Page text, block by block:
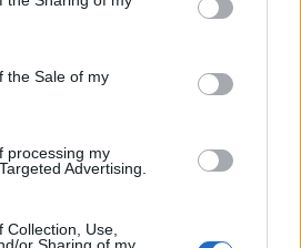
the Sale of my
processing my
Advertising.
Use,